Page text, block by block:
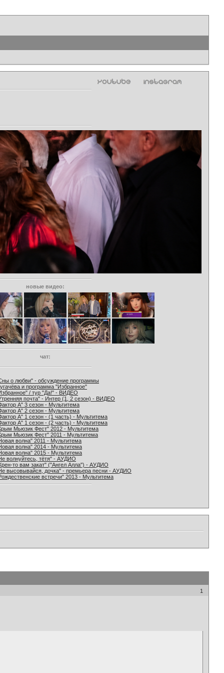
новые видео:
чат:
о любви" - обсуждение программы
и программа "Избранное"
/ тур "Да!" - ВИДЕО
почта" - Интер (1, 2 сезон) - ВИДЕО
А" 3 сезон - Мультитема
А" 2 сезон - Мультитема
А" 1 сезон - (1 часть) - Мультитема
А" 1 сезон - (2 часть) - Мультитема
Мьюзик Фест" 2012 - Мультитема
Мьюзик Фест" 2011 - Мультитема
волна" 2011 - Мультитема
волна" 2014 - Мультитема
волна" 2015 - Мультитема
волнуйтесь, тётя" - АУДИО
то вам закат" ("Ангел Алла") - АУДИО
высовывайся, дочка" - премьера песни - АУДИО
встречи" 2013 - Мультитема
1